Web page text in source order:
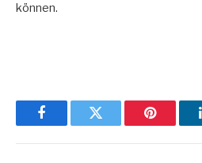
können.
FacebookTwitter Pinterest